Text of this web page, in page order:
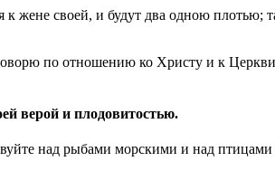
жене своей, и будут два одною плотью;
по отношению ко Христу и к
верой и плодовитостью.
над рыбами морскими и над